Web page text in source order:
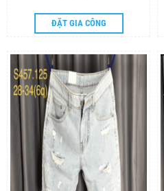
ĐẶT GIA CÔNG